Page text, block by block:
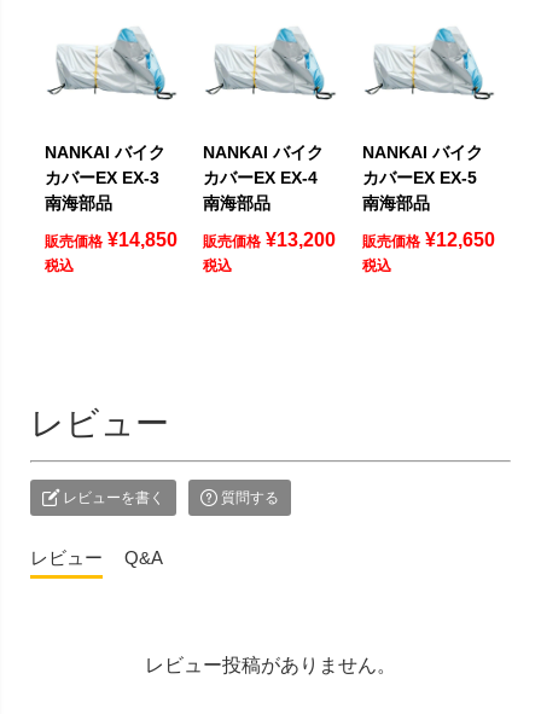
NANKAI バイク
カバーEX EX-3
南海部品
販売価格 ¥14,850
税込
NANKAI バイク
カバーEX EX-4
南海部品
販売価格 ¥13,200
税込
NANKAI バイク
カバーEX EX-5
南海部品
販売価格 ¥12,650
税込
レビュー
レビューを書く 質問する
レビュー Q&A
レビュー投稿がありません。